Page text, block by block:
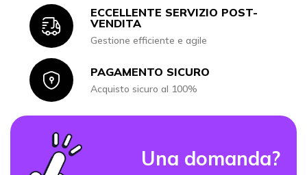
Icon
ECCELLENTE SERVIZIO POST-
VENDITA
Gestione efficiente e agile
IconPAGAMENTO SICURO
Acquisto sicuro al 100%
Una domanda?